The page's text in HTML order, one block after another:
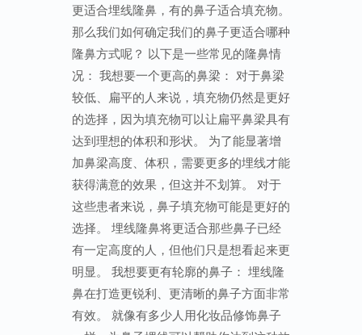
更适合埋线隆鼻，有的鼻子适合填充物。
那么我们如何确定我们的鼻子更适合哪种
隆鼻方式呢？ 以下是一些常见的隆鼻情
况： 我想要一个更高的鼻梁： 对于鼻梁
较低、扁平的人来说，填充物仍然是更好
的选择，因为填充物可以让扁平鼻梁具有
达到理想的体积和形状。 为了能显著增
加鼻梁高度、体积，需要更多的埋线才能
获得满意的效果，但这并不划算。 对于
这些患者来说，鼻子填充物可能是更好的
选择。 埋线隆鼻将更适合那些鼻子已经
有一定高度的人，但他们只是想看起来更
明显。 我想要更有轮廓的鼻子： 埋线隆
鼻在打造更锐利、更清晰的鼻子方面非常
有效。 就像有多少人用化妆品修饰鼻子